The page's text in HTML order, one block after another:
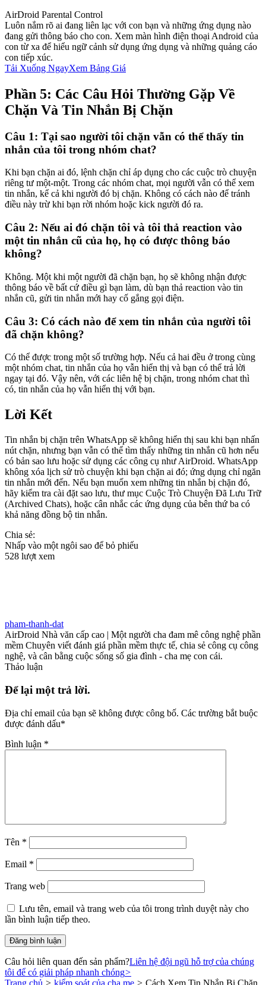
AirDroid Parental Control
Luôn nắm rõ ai đang liên lạc với con bạn và những ứng dụng nào
đang gửi thông báo cho con. Xem màn hình điện thoại Android của
con từ xa để hiểu ngữ cảnh sử dụng ứng dụng và những quảng cáo
con tiếp xúc.
Tải Xuống NgayXem Bảng Giá
Phần 5: Các Câu Hỏi Thường Gặp Về
Chặn Và Tin Nhắn Bị Chặn
Câu 1: Tại sao người tôi chặn vẫn có thể thấy tin
nhắn của tôi trong nhóm chat?
Khi bạn chặn ai đó, lệnh chặn chỉ áp dụng cho các cuộc trò chuyện
riêng tư một-một. Trong các nhóm chat, mọi người vẫn có thể xem
tin nhắn, kể cả khi người đó bị chặn. Không có cách nào để tránh
điều này trừ khi bạn rời nhóm hoặc kick người đó ra.
Câu 2: Nếu ai đó chặn tôi và tôi thả reaction vào
một tin nhắn cũ của họ, họ có được thông báo
không?
Không. Một khi một người đã chặn bạn, họ sẽ không nhận được
thông báo về bất cứ điều gì bạn làm, dù bạn thả reaction vào tin
nhắn cũ, gửi tin nhắn mới hay cố gắng gọi điện.
Câu 3: Có cách nào để xem tin nhắn của người tôi
đã chặn không?
Có thể được trong một số trường hợp. Nếu cả hai đều ở trong cùng
một nhóm chat, tin nhắn của họ vẫn hiển thị và bạn có thể trả lời
ngay tại đó. Vậy nên, với các liên hệ bị chặn, trong nhóm chat thì
có, tin nhắn của họ vẫn hiển thị với bạn.
Lời Kết
Tin nhắn bị chặn trên WhatsApp sẽ không hiển thị sau khi bạn nhấn
nút chặn, nhưng bạn vẫn có thể tìm thấy những tin nhắn cũ hơn nếu
có bản sao lưu hoặc sử dụng các công cụ như AirDroid. WhatsApp
không xóa lịch sử trò chuyện khi bạn chặn ai đó; ứng dụng chỉ ngăn
tin nhắn mới đến. Nếu bạn muốn xem những tin nhắn bị chặn đó,
hãy kiểm tra cài đặt sao lưu, thư mục Cuộc Trò Chuyện Đã Lưu Trữ
(Archived Chats), hoặc cân nhắc các ứng dụng của bên thứ ba có
khả năng đồng bộ tin nhắn.
Chia sẻ:
Nhấp vào một ngôi sao để bỏ phiếu
528 lượt xem
pham-thanh-dat
AirDroid Nhà văn cấp cao | Một người cha đam mê công nghệ phần
mềm Chuyên viết đánh giá phần mềm thực tế, chia sẻ công cụ công
nghệ, và cân bằng cuộc sống số gia đình - cha mẹ con cái.
Thảo luận
Để lại một trả lời.
Địa chỉ email của bạn sẽ không được công bố. Các trường bắt buộc
được đánh dấu*
Bình luận *
Tên *
Email *
Trang web
Lưu tên, email và trang web của tôi trong trình duyệt này cho
lần bình luận tiếp theo.
Câu hỏi liên quan đến sản phẩm?Liên hệ đội ngũ hỗ trợ của chúng
tôi để có giải pháp nhanh chóng>
Trang chủ > kiểm soát của cha mẹ > Cách Xem Tin Nhắn Bị Chặn